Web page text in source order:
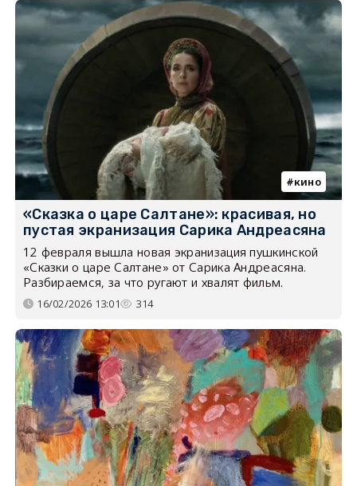
кино
«Сказка о царе Салтане»: красивая, но
пустая экранизация Сарика Андреасяна
12 февраля вышла новая экранизация пушкинской
«Сказки о царе Салтане» от Сарика Андреасяна.
Разбираемся, за что ругают и хвалят фильм.
16/02/2026 13:01 314